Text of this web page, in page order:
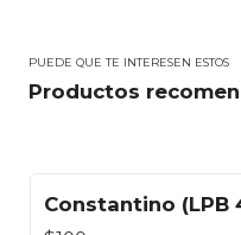
PUEDE QUE TE INTERESEN ESTOS
Productos
Constantino (LPB